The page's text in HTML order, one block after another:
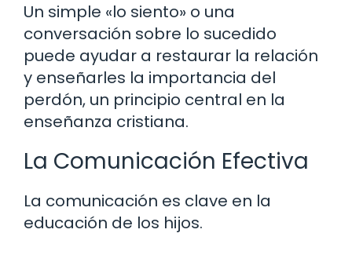
Un simple «lo siento» o una
conversación sobre lo sucedido
puede ayudar a restaurar la relación
y enseñarles la importancia del
perdón, un principio central en la
enseñanza cristiana.
La Comunicación Efectiva
La comunicación es clave en la
educación de los hijos.